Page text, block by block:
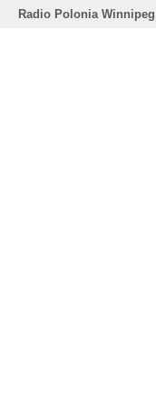
Radio Polonia Winnipeg